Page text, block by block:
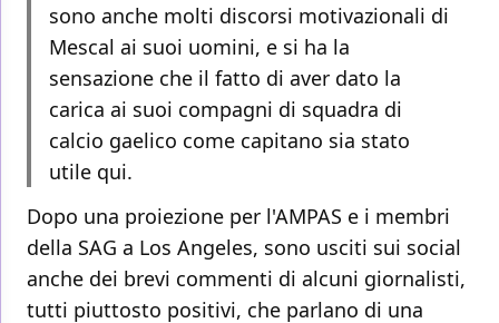
sono anche molti discorsi motivazionali di
Mescal ai suoi uomini, e si ha la
sensazione che il fatto di aver dato la
carica ai suoi compagni di squadra di
calcio gaelico come capitano sia stato
utile qui.
Dopo una proiezione per l'AMPAS e i membri
della SAG a Los Angeles, sono usciti sui social
anche dei brevi commenti di alcuni giornalisti,
tutti piuttosto positivi, che parlano di una